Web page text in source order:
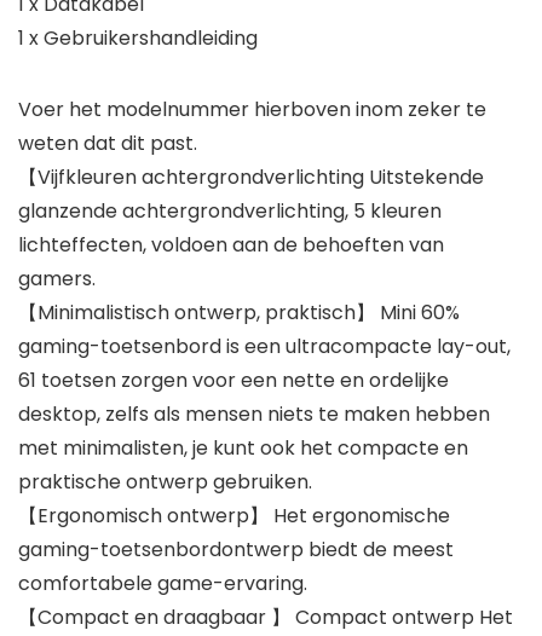
1 x Gebruikershandleiding
Voer het modelnummer hierboven inom zeker te
weten dat dit past.
【Vijfkleuren achtergrondverlichting Uitstekende
glanzende achtergrondverlichting, 5 kleuren
lichteffecten, voldoen aan de behoeften van
gamers.
【Minimalistisch ontwerp, praktisch】 Mini 60%
gaming-toetsenbord is een ultracompacte lay-out,
61 toetsen zorgen voor een nette en ordelijke
desktop, zelfs als mensen niets te maken hebben
met minimalisten, je kunt ook het compacte en
praktische ontwerp gebruiken.
【Ergonomisch ontwerp】 Het ergonomische
gaming-toetsenbordontwerp biedt de meest
comfortabele game-ervaring.
【Compact en draagbaar 】 Compact ontwerp Het